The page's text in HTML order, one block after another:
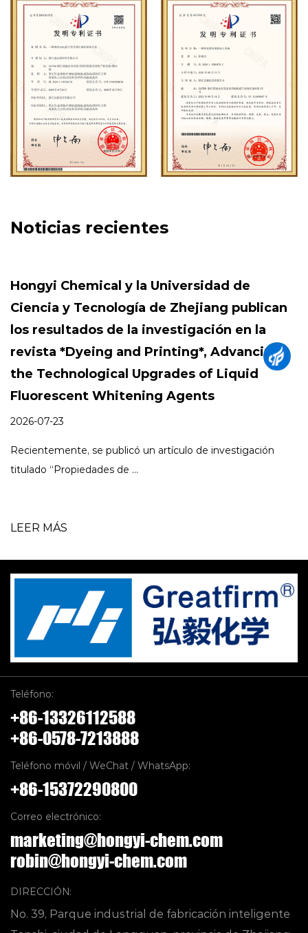
en el extranjero en la ciudad de Haiphong, Vietnam.
De cara al siglo XXI, Hony Chemical continuará siendo
pionera e innovando, orientada al mercado y, basándose
en las necesidades de los clientes, creando valor para
todos los socios con servicios de tecnología de aplicación
convenientes, eficientes y de mejor calidad, y un
rendimiento de alto costo. ¡Estamos dispuestos a utilizar
nuestra sinceridad para acompañarlo y crear juntos un
futuro mejor!
Noticias recientes
de
publican
en la
Advancing
of Liquid
investigación
¿Cómo pueden los agentes
fluorescentes mejorar
tejidas como los productos
2026-07-03
A medida que los fabricantes de
equilibrando la apariencia,...
Teléfono:
+86-13326112588
+86-0578-7213888
Teléfono móvil / WeChat / WhatsApp:
+86-15372290800
Correo electrónico:
marketing@hongyi-chem.com
robin@hongyi-chem.com
DIRECCIÓN:
No. 39, Parque industrial de fabricación inteligente